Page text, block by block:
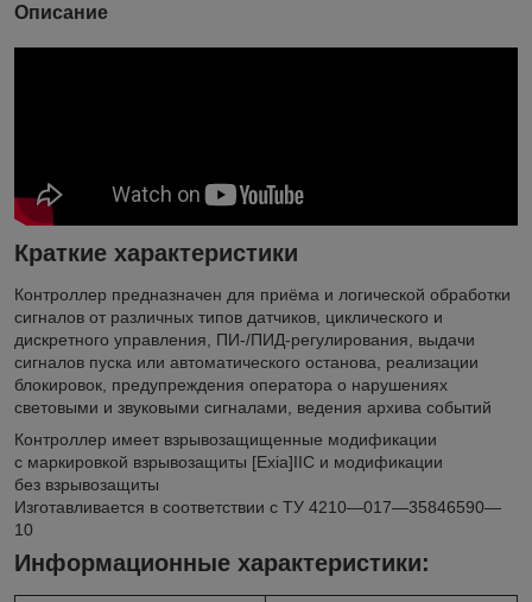
Описание
Краткие характеристики
Контроллер предназначен для приёма и логической обработки
сигналов от различных типов датчиков, циклического и
дискретного управления, ПИ-/ПИД-регулирования, выдачи
сигналов пуска или автоматического останова, реализации
блокировок, предупреждения оператора о нарушениях
световыми и звуковыми сигналами, ведения архива событий
Контроллер имеет взрывозащищенные модификации
с маркировкой взрывозащиты [Exia]IIC и модификации
без взрывозащиты
Изготавливается в соответствии с ТУ 4210—017—35846590—
10
Информационные характеристики: